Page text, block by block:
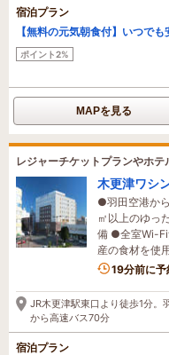
宿泊プラン
【無料の元気朝食付】いつで
ポイント2%
MAPを見る
レジャーチケットプランやホ
木更津ワシ
●羽田空港か
㎡以上のゆっ
備 ●全室Wi-
産の食材を使
6名がこの
19分前に予
JR木更津駅東口より徒歩1分。
から高速バス70分
宿泊プラン